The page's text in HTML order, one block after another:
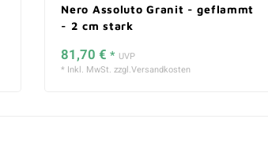
Nero Assoluto Granit - geflammt
- 2 cm stark
81,70 €* UVP
* Inkl. MwSt. zzgl.Versandkosten